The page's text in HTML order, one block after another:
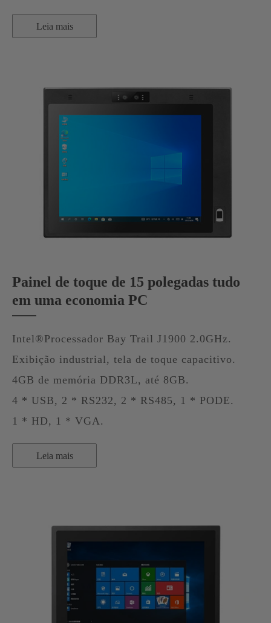
Leia mais
Painel de toque de 15 polegadas tudo
em uma economia PC
Intel®Processador Bay Trail J1900 2.0GHz.
Exibição industrial, tela de toque capacitivo.
4GB de memória DDR3L, até 8GB.
4 * USB, 2 * RS232, 2 * RS485, 1 * PODE.
1 * HD, 1 * VGA.
Leia mais